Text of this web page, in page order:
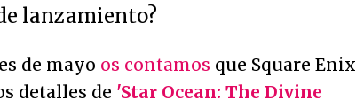
lanzamiento?
de mayo os contamos que Square Enix
detalles de 'Star Ocean: The Divine